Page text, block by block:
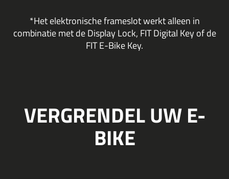
*Het elektronische frameslot werkt alleen in
combinatie met de Display Lock, FIT Digital Key of de
FIT E-Bike Key.
VERGRENDEL UW E-
BIKE